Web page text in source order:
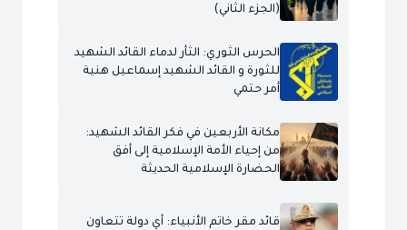
(الجزء الثاني)
الحرس الثوري: الثأر لدماء القائد الشهيد
للثورة و القائد الشهيد إسماعيل هنية
أمر حتمي
مكانة الأربعين في فكر القائد الشهيد:
من إحياء الأمة الإسلامية إلى أفق
الحضارة الإسلامية الحديثة
قائد مقر خاتم الأنبياء: أي دولة تتعاون